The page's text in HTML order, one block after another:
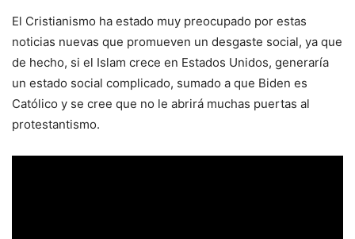
El Cristianismo ha estado muy preocupado por estas
noticias nuevas que promueven un desgaste social, ya que
de hecho, si el Islam crece en Estados Unidos, generaría
un estado social complicado, sumado a que Biden es
Católico y se cree que no le abrirá muchas puertas al
protestantismo.